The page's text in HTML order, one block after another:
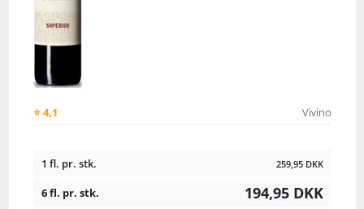
⭐ 4,1 Vivino
1 fl. pr. stk. 259,95 DKK
6 fl. pr. stk. 194,95 DKK